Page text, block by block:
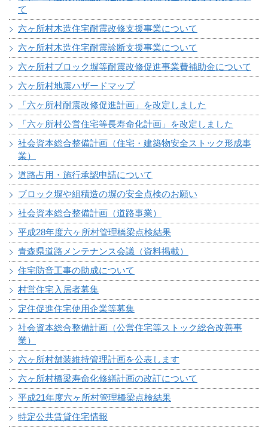
て
六ヶ所村木造住宅耐震改修支援事業について
六ヶ所村木造住宅耐震診断支援事業について
六ヶ所村ブロック塀等耐震改修促進事業費補助金について
六ヶ所村地震ハザードマップ
「六ヶ所村耐震改修促進計画」を改定しました
「六ヶ所村公営住宅等長寿命化計画」を改定しました
社会資本総合整備計画（住宅・建築物安全ストック形成事
業）
道路占用・施行承認申請について
ブロック塀や組積造の塀の安全点検のお願い
社会資本総合整備計画（道路事業）
平成28年度六ヶ所村管理橋梁点検結果
青森県道路メンテナンス会議（資料掲載）
住宅防音工事の助成について
村営住宅入居者募集
定住促進住宅使用企業等募集
社会資本総合整備計画（公営住宅等ストック総合改善事
業）
六ヶ所村舗装維持管理計画を公表します
六ヶ所村橋梁寿命化修繕計画の改訂について
平成21年度六ヶ所村管理橋梁点検結果
特定公共賃貸住宅情報